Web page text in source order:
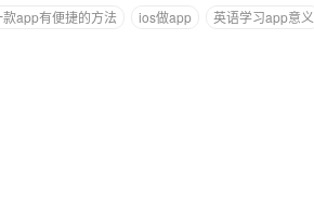
app有便捷的方法 ios做app 英语学习app意义